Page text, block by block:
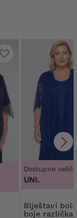
Dostupne
UNI.
Blještavi bolero
boje različka